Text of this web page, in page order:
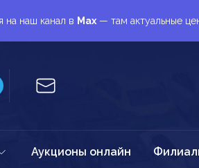
на наш канал в Max — там актуальные
Аукционы онлайн